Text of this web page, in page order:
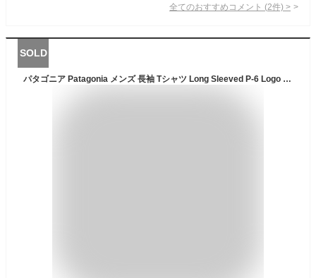
全てのおすすめコメント (2件) >
SOLD
パタゴニア Patagonia メンズ 長袖 Tシャツ Long Sleeved P-6 Logo Responsibili Tee トップス クルーネック ロンT 定番 リサイクル素材 山脈ロゴ バックプリント カジュアル ストリート アウトドア ブランド レディース 38518【正規品】【メール便】